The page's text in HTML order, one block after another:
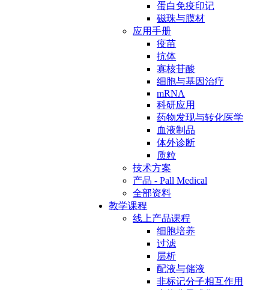
蛋白免疫印记
磁珠与膜材
应用手册
疫苗
抗体
寡核苷酸
细胞与基因治疗
mRNA
科研应用
药物发现与转化医学
血液制品
体外诊断
质粒
技术方案
产品 - Pall Medical
全部资料
教学课程
线上产品课程
细胞培养
过滤
层析
配液与储液
非标记分子相互作用